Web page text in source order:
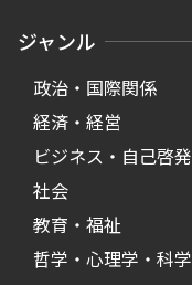
ジャンル
政治・国際関係
経済・経営
ビジネス・自己啓発
社会
教育・福祉
哲学・心理学・科学